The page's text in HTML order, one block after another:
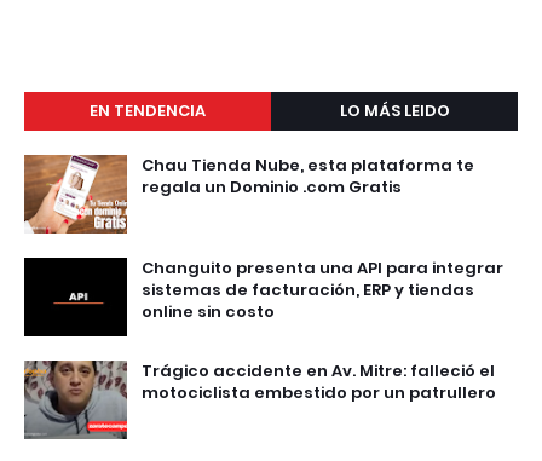
EN TENDENCIA LO MÁS LEIDO
Chau Tienda Nube, esta plataforma te
regala un Dominio .com Gratis
Changuito presenta una API para integrar
sistemas de facturación, ERP y tiendas
online sin costo
Trágico accidente en Av. Mitre: falleció el
motociclista embestido por un patrullero